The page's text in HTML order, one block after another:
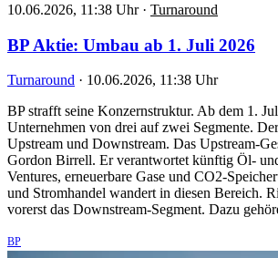
10.06.2026, 11:38 Uhr · Turnaround
BP Aktie: Umbau ab 1. Juli 2026
Turnaround · 10.06.2026, 11:38 Uhr
BP strafft seine Konzernstruktur. Ab dem 1.
Unternehmen von drei auf zwei Segmente.
Upstream und Downstream. Das Upstream-
Gordon Birrell. Er verantwortet künftig Öl-
Ventures, erneuerbare Gase und CO2-
und Stromhandel wandert in diesen Bereich.
vorerst das Downstream-Segment. Dazu
BP